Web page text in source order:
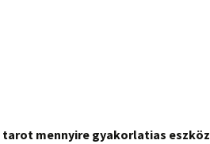
tarot mennyire gyakorlatias eszköz